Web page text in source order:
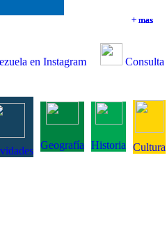
+ mas
+ mas
+ mas
+ mas
en Instagram
Consulta
Geografía Historia Cultura